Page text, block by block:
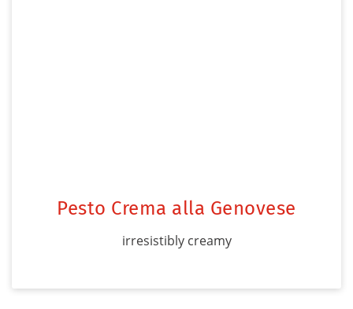
Pesto Crema alla Genovese
irresistibly creamy